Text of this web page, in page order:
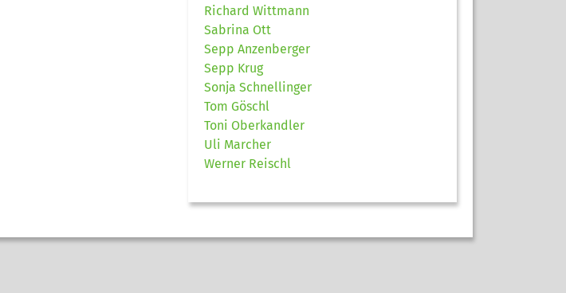
Richard Wittmann
Sabrina Ott
Sepp Anzenberger
Sepp Krug
Sonja Schnellinger
Tom Göschl
Toni Oberkandler
Uli Marcher
Werner Reischl